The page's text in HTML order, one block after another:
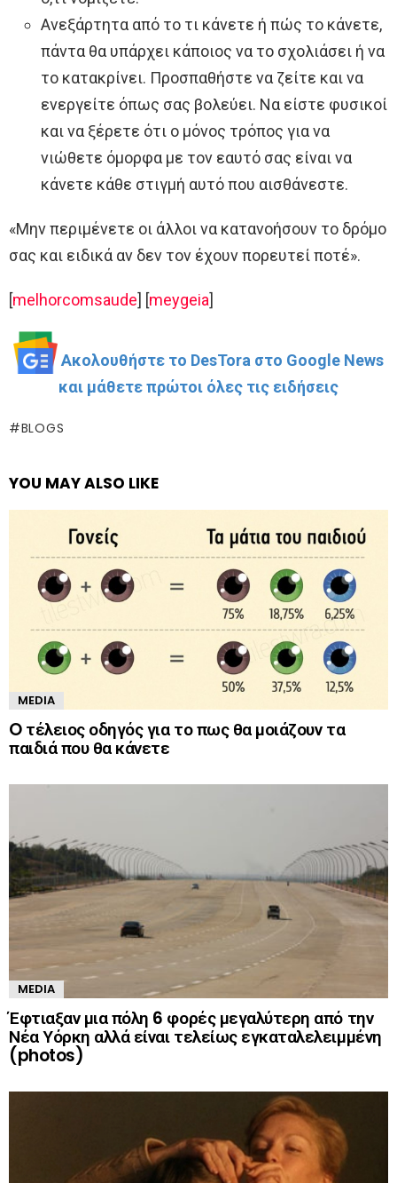
Ανεξάρτητα από το τι κάνετε ή πώς το κάνετε,
πάντα θα υπάρχει κάποιος να το σχολιάσει ή να
το κατακρίνει. Προσπαθήστε να ζείτε και να
ενεργείτε όπως σας βολεύει. Να είστε φυσικοί
και να ξέρετε ότι ο μόνος τρόπος για να
νιώθετε όμορφα με τον εαυτό σας είναι να
κάνετε κάθε στιγμή αυτό που αισθάνεστε.
«Μην περιμένετε οι άλλοι να κατανοήσουν το δρόμο
σας και ειδικά αν δεν τον έχουν πορευτεί ποτέ».
[melhorcomsaude] [meygeia]
Ακολουθήστε το DesTora στο Google News
και μάθετε πρώτοι όλες τις ειδήσεις
BLOGS
YOU MAY ALSO LIKE
MEDIA
O τέλειος οδηγός για το πως θα μοιάζουν τα
παιδιά που θα κάνετε
MEDIA
Έφτιαξαν μια πόλη 6 φορές μεγαλύτερη από την
Νέα Υόρκη αλλά είναι τελείως εγκαταλελειμμένη
(photos)